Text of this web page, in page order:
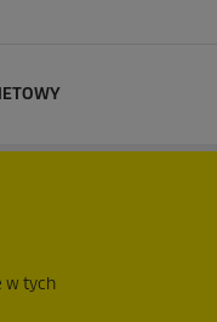
w tych